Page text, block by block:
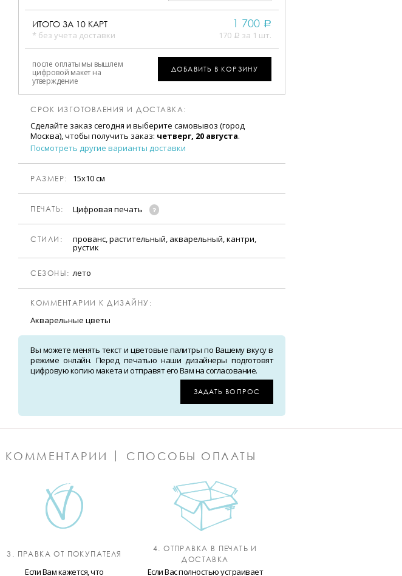
ИТОГО ЗА 10 КАРТ
* без учета доставки
1 700 a
170 a за 1 шт.
после оплаты мы вышлем
цифровой макет на
утверждение
ДОБАВИТЬ В КОРЗИНУ
СРОК ИЗГОТОВЛЕНИЯ И ДОСТАВКА:
Сделайте заказ сегодня и выберите самовывоз (город
Москва), чтобы получить заказ: четверг, 20 августа.
Посмотреть другие варианты доставки
РАЗМЕР: 15х10 см
ПЕЧАТЬ: Цифровая печать
CТИЛИ: прованс, растительный, акварельный, кантри,
рустик
CЕЗОНЫ: лето
КОММЕНТАРИИ К ДИЗАЙНУ:
Акварельные цветы
Вы можете менять текст и цветовые палитры по Вашему вкусу в
режиме онлайн. Перед печатью наши дизайнеры подготовят
цифровую копию макета и отправят его Вам на согласование.
ЗАДАТЬ ВОПРОС
КОММЕНТАРИИ СПОСОБЫ ОПЛАТЫ
3. ПРАВКА ОТ ПОКУПАТЕЛЯ
Если Вам кажется, что
4. ОТПРАВКА В ПЕЧАТЬ И
ДОСТАВКА
Если Вас полностью устраивает